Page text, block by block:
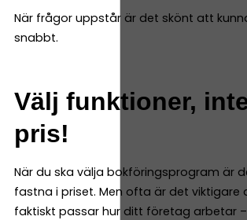
När frågor uppstår är det skönt att
snabbt.
Välj funktioner,
pris!
När du ska välja bokföringsprogram är
fastna i priset. Men ofta är det
faktiskt passar hur ditt företag arbetar